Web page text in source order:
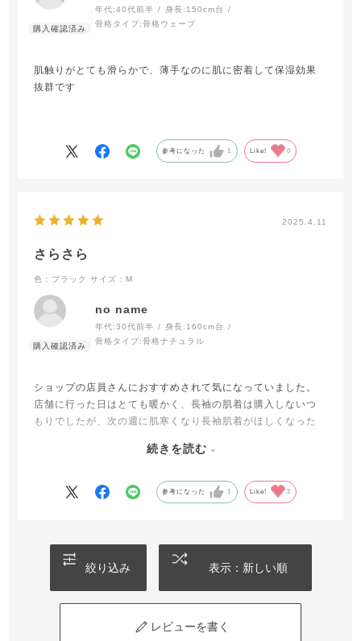
年代:40代前半 身長: 150cm台
骨格タイプ:骨格ウェーブ
肌触りがとても滑らかで、薄手なのに肌に密着して保湿効果
抜群です
参考になった 1 Like! 0
2025.4.11
さらさら
色：ブラック サイズ：M
no name
年代:30代前半 身長: 160cm台
骨格タイプ:骨格ナチュラル
ショップの店員さんにおすすめされて気になっていました。
店舗に行った日はとても暖かく、長袖の肌着は購入しないつ
もりでしたが、次の週に肌寒くなり長袖肌着がほしくなった
店舗で試着していなかったのでサイズ感や着心地がわからず
くサラサラでもう一枚ほしいくらいです。
ハイネックの方も購入したので、そちらは冬にニットの下に
続きを読む
参考になった 1 Like! 2
絞り込み 表示：新しい順
レビューを書く